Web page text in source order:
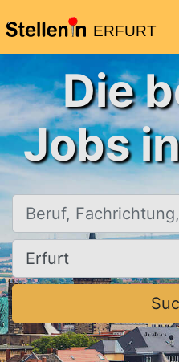
ERFURT
Die
Jobs
Beruf, Fachrichtung, Firma
Ort, Stadt